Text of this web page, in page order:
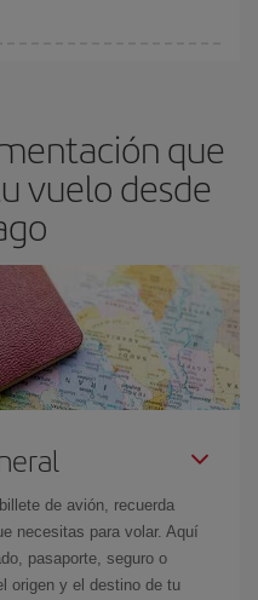
concreto para tu viaje,
seguro que encuentras el
que
vuelo desde
de avión, recuerda
necesitas para volar. Aquí
pasaporte, seguro o
origen y el destino de tu